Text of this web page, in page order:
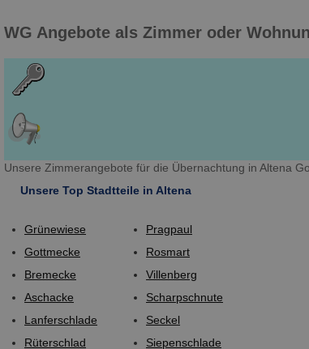
WG Angebote als Zimmer oder
Unsere Zimmerangebote für die Übernachtung in Altena
Unsere Top Stadtteile in Altena
Grünewiese
Gottmecke
Bremecke
Aschacke
Lanferschlade
Rüterschlad
Pragpaul
Rosmart
Villenberg
Scharpschnute
Seckel
Siepenschlade